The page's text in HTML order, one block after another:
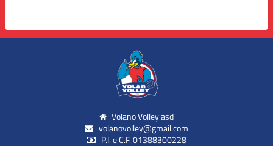
Volano Volley asd
volanovolley@gmail.com
P.I. e C.F. 01388300228